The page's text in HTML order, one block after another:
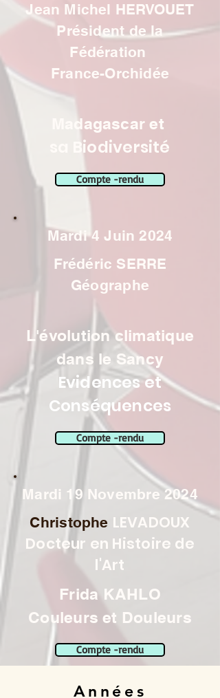
Jean Michel HERVOUET
Président de la
Fédération
France-Orchidée
Madagascar et
sa Biodiversité
Compte -rendu
Mardi 4 Juin 2024
Frédéric SERRE
Géographe
L'évolution climatique
dans le Sancy
Evidences et
Conséquences
Compte -rendu
Mardi 19 Novembre 2024
Christophe LEVADOUX
Docteur en Histoire de
l'Art
Frida KAHLO
Couleurs et Douleurs
Compte -rendu
Années